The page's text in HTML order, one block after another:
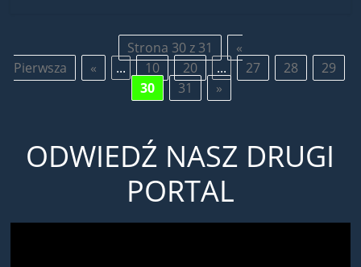
Strona 30 z 31
«
Pierwsza
« ... 10 20 ... 27 28
29
30
31 »
ODWIEDŹ NASZ DRUGI
PORTAL